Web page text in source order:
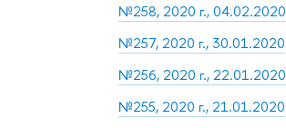
№258, 2020 г., 04.02.2020
№257, 2020 г., 30.01.2020
№256, 2020 г., 22.01.2020
№255, 2020 г., 21.01.2020